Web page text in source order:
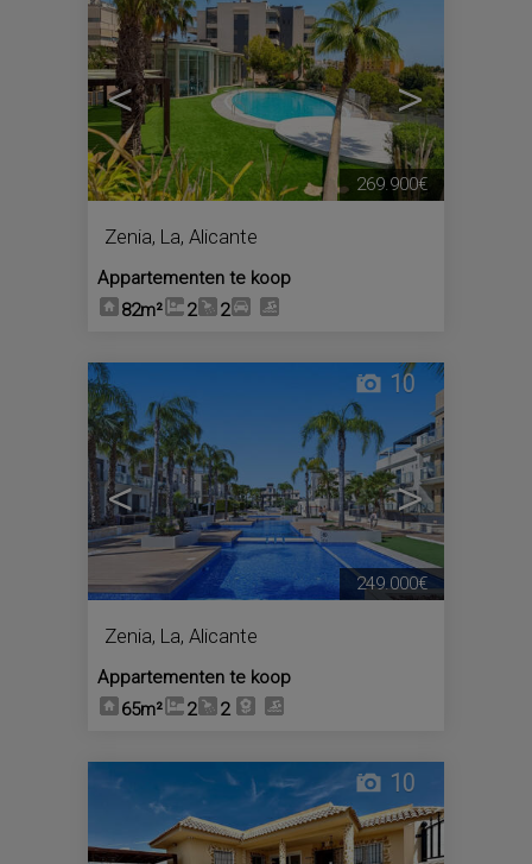
< >
Zenia, La, Alicante
Appartementen te koop
82m²
2 2
269.900€
< >
10
Zenia, La, Alicante
Appartementen te koop
65m²
2 2
249.000€
10